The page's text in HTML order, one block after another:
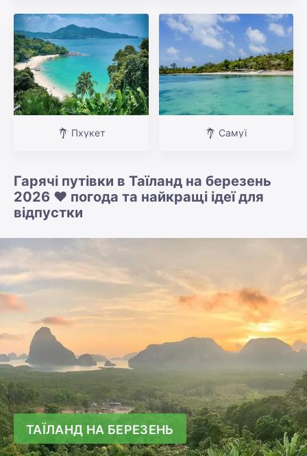
Пхукет Самуї
Гарячі путівки в Таїланд на березень
2026 ❤️ погода та найкращі ідеї для
відпустки
ТАЇЛАНД НА БЕРЕЗЕНЬ